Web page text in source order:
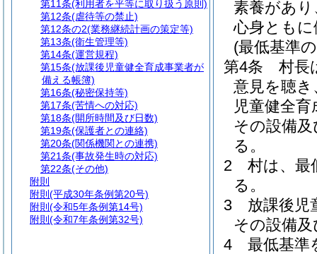
素養があ
心身とも
(最低基準
第4条
村長
意見を聴き
児童健全
その設備
る。
2
村は、最
る。
3
放課後児
その設備
4
最低基準
第11条(利用者を平等に取り扱う原則)
第12条(虐待等の禁止)
第12条の2(業務継続計画の策定等)
第13条(衛生管理等)
第14条(運営規程)
第15条(放課後児童健全育成事業者が
備える帳簿)
第16条(秘密保持等)
第17条(苦情への対応)
第18条(開所時間及び日数)
第19条(保護者との連絡)
第20条(関係機関との連携)
第21条(事故発生時の対応)
第22条(その他)
附則
附則 (平成30年条例第20号)
附則 (令和5年条例第14号)
附則 (令和7年条例第32号)